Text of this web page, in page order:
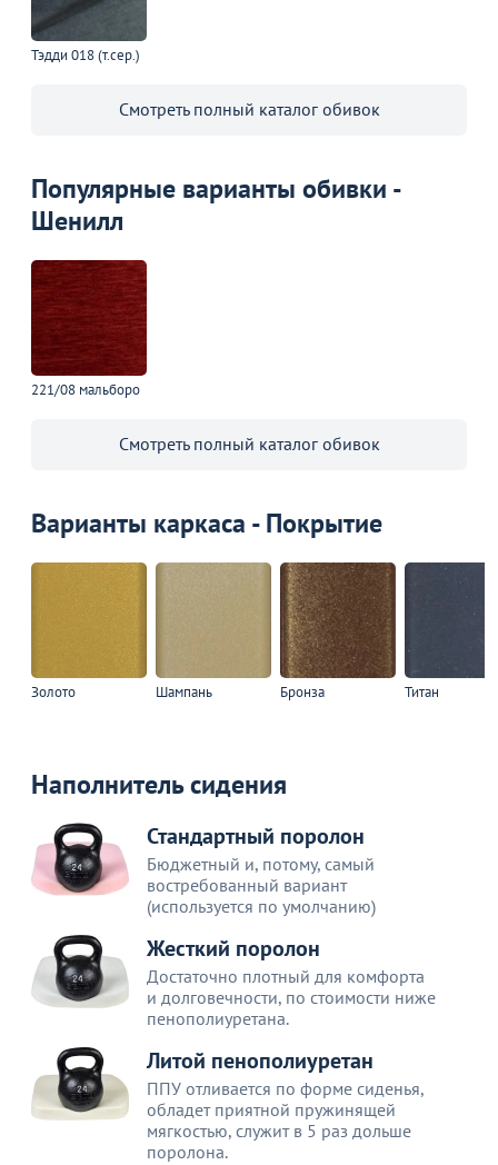
Тэдди 018 (т.сер.)
Смотреть полный каталог обивок
Популярные варианты обивки -
Шенилл
221/08 мальборо
Смотреть полный каталог обивок
Варианты каркаса - Покрытие
Золото Шампань Бронза Титан
Наполнитель сидения
Стандартный поролон
Бюджетный и, потому, самый
востребованный вариант
(используется по умолчанию)
Жесткий поролон
Достаточно плотный для комфорта
и долговечности, по стоимости ниже
пенополиуретана.
Литой пенополиуретан
ППУ отливается по форме сиденья,
обладет приятной пружинящей
мягкостью, служит в 5 раз дольше
поролона.